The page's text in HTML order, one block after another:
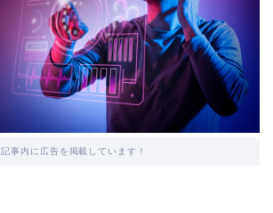
記事内に広告を掲載しています！